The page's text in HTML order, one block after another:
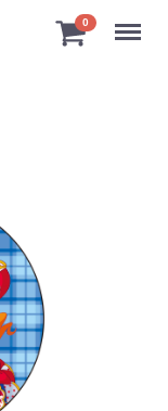
0 Menu